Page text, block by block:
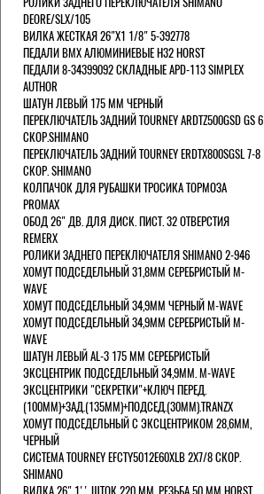
DEORE/SLX/105
ВИЛКА ЖЕСТКАЯ 26"Х1 1/8" 5-392778
ПЕДАЛИ BMX АЛЮМИНИЕВЫЕ H32 HORST
ПЕДАЛИ 8-34399092 СКЛАДНЫЕ APD-113 SIMPLEX
AUTHOR
ШАТУН ЛЕВЫЙ 175 ММ ЧЕРНЫЙ
ПЕРЕКЛЮЧАТЕЛЬ ЗАДНИЙ TOURNEY ARDTZ500GSD GS 6
СКОР.SHIMANO
ПЕРЕКЛЮЧАТЕЛЬ ЗАДНИЙ TOURNEY ERDTX800SGSL 7-8
СКОР. SHIMANO
КОЛПАЧОК ДЛЯ РУБАШКИ ТРОСИКА ТОРМОЗА
PROMAX
ОБОД 26" ДВ. ДЛЯ ДИСК. ПИСТ. 32 ОТВЕРСТИЯ
REMERX
РОЛИКИ ЗАДНЕГО ПЕРЕКЛЮЧАТЕЛЯ SHIMANO 2-946
ХОМУТ ПОДСЕДЕЛЬНЫЙ 31,8ММ СЕРЕБРИСТЫЙ M-
WAVE
ХОМУТ ПОДСЕДЕЛЬНЫЙ 34,9ММ ЧЕРНЫЙ M-WAVE
ХОМУТ ПОДСЕДЕЛЬНЫЙ 34,9ММ СЕРЕБРИСТЫЙ M-
WAVE
ШАТУН ЛЕВЫЙ AL-3 175 ММ СЕРЕБРИСТЫЙ
ЭКСЦЕНТРИК ПОДСЕДЕЛЬНЫЙ 34,9ММ. M-WAVE
ЭКСЦЕНТРИКИ "СЕКРЕТКИ"+КЛЮЧ ПЕРЕД.
(100ММ)+ЗАД.(135ММ)+ПОДСЕД.(30ММ).TRANZX
ХОМУТ ПОДСЕДЕЛЬНЫЙ С ЭКСЦЕНТРИКОМ 28,6ММ,
ЧЕРНЫЙ
СИСТЕМА TOURNEY EFCTY5012E60XLB 2X7/8 СКОР.
SHIMANO
ВИЛКА 26" 1'' ШТОК 220 ММ, РЕЗЬБА 50 ММ HORST